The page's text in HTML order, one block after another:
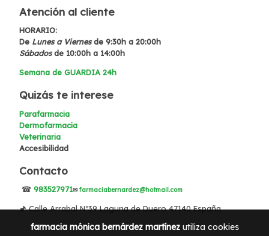
Atención al cliente
HORARIO:
De Lunes a Viernesde 9:30h a 20:00h
Sábadosde 10:00h a 14:00h
Semana de GUARDIA 24h
Quizás te interese
Parafarmacia
Dermofarmacia
Veterinaria
Accesibilidad
Contacto
☎ 983527971✉farmaciabernardez@hotmail.com
🖈 Calle Arrabal Nº39 Laguna de Duero 47140 España
farmacia mónica bernárdez martínezutiliza cookies